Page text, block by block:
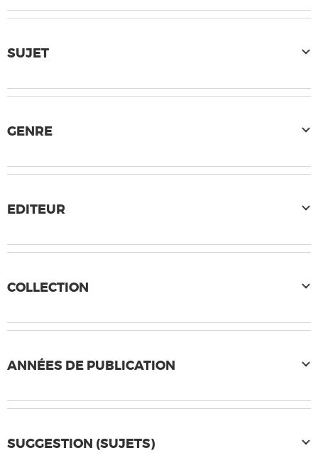
SUJET
GENRE
EDITEUR
COLLECTION
ANNÉES DE PUBLICATION
SUGGESTION (SUJETS)